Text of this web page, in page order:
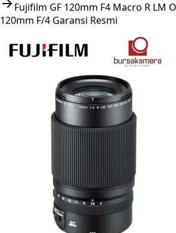
Fujifilm GF 120mm F4 Macro R LM
120mm F/4 Garansi Resmi